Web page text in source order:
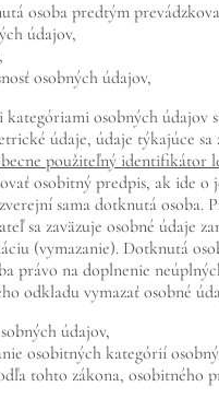
osoba predtým
údajov,
osobných údajov,
osobných
údaje, údaje týkajúce
použiteľný identifikátor
osobitný predpis, ak ide
sama dotknutá osoba.
sa zaväzuje osobné
(vymazanie). Dotknutá
právo na doplnenie
odkladu vymazať osobné
údajov,
osobitných kategórií
tohto zákona,